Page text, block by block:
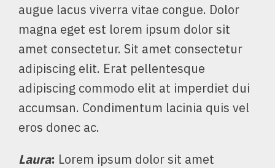
augue lacus viverra vitae congue. Dolor
magna eget est lorem ipsum dolor sit
amet consectetur. Sit amet consectetur
adipiscing elit. Erat pellentesque
adipiscing commodo elit at imperdiet dui
accumsan. Condimentum lacinia quis vel
eros donec ac.
Laura: Lorem ipsum dolor sit amet